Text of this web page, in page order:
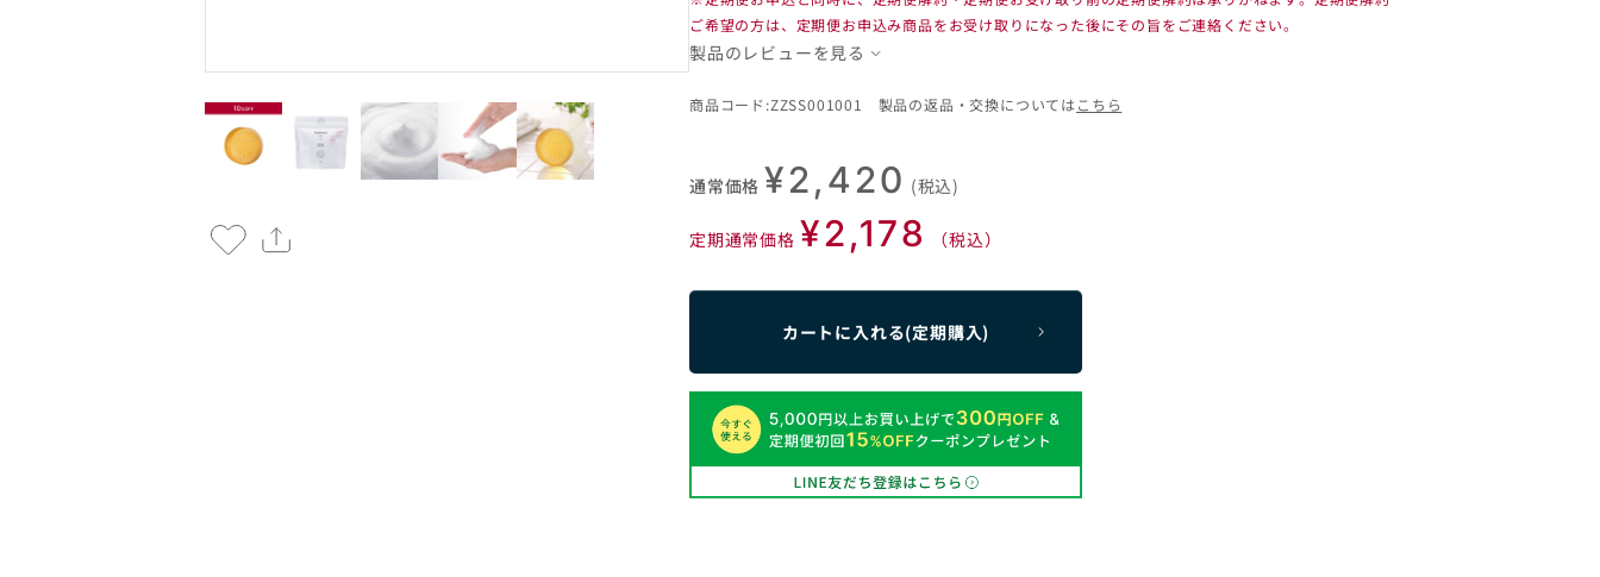
ご希望の方は、定期便お申込み商品をお受け取りになった後にその旨をご連絡ください。
製品のレビューを見る
商品コード:ZZSS001001 製品の返品・交換については こちら
通常価格 ¥2,420 (税込)
定期通常価格 ¥2,178 （税込）
カートに入れる(定期購入)